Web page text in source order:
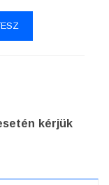
kérjük